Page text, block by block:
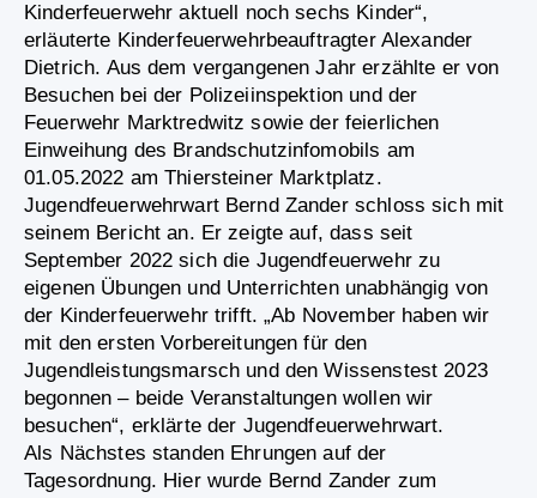
Kinderfeuerwehr aktuell noch sechs Kinder“,
erläuterte Kinderfeuerwehrbeauftragter Alexander
Dietrich. Aus dem vergangenen Jahr erzählte er von
Besuchen bei der Polizeiinspektion und der
Feuerwehr Marktredwitz sowie der feierlichen
Einweihung des Brandschutzinfomobils am
01.05.2022 am Thiersteiner Marktplatz.
Jugendfeuerwehrwart Bernd Zander schloss sich mit
seinem Bericht an. Er zeigte auf, dass seit
September 2022 sich die Jugendfeuerwehr zu
eigenen Übungen und Unterrichten unabhängig von
der Kinderfeuerwehr trifft. „Ab November haben wir
mit den ersten Vorbereitungen für den
Jugendleistungsmarsch und den Wissenstest 2023
begonnen – beide Veranstaltungen wollen wir
besuchen“, erklärte der Jugendfeuerwehrwart.
Als Nächstes standen Ehrungen auf der
Tagesordnung. Hier wurde Bernd Zander zum